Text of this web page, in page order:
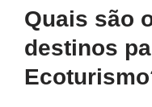
Quais são
destinos